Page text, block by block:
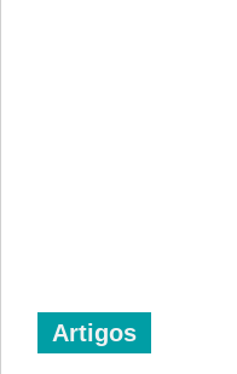
Artigos